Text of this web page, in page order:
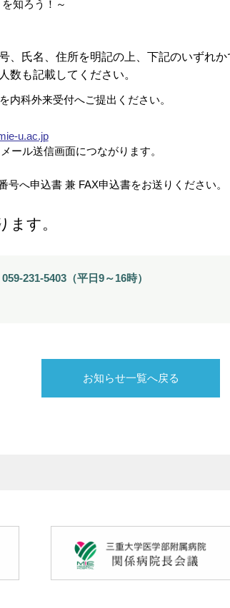
知ろう！～
、氏名、住所を明記の上、下記のいずれか
数も記載してください。
内科外来受付へご提出ください。
u.ac.jp
ール送信画面につながります。
へ申込書 兼 FAX申込書をお送りください。
ます。
231-5403（平日9～16時）
お知らせ一覧へ戻る